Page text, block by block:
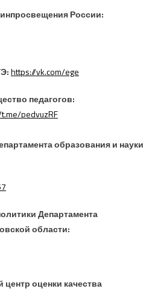
России:
https://vk.com/ege
педагогов:
pedvuzRF
образования и науки
Департамента
области:
оценки качества